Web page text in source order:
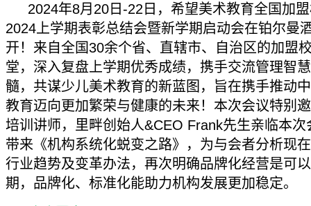
2024年8月20日-22日，希望美术教育全国加
2024上学期表彰总结会暨新学期启动会在铂尔曼
开！来自全国30余个省、直辖市、自治区的加盟
堂，深入复盘上学期优秀成绩，携手交流管理智
髓，共谋少儿美术教育的新蓝图，旨在携手推动
教育迈向更加繁荣与健康的未来！本次会议特别
培训讲师，里畔创始人&CEO Frank先生亲临本次
带来《机构系统化蜕变之路》，为与会者分析现
行业趋势及变革办法，再次明确品牌化经营是可
期，品牌化、标准化能助力机构发展更加稳定。